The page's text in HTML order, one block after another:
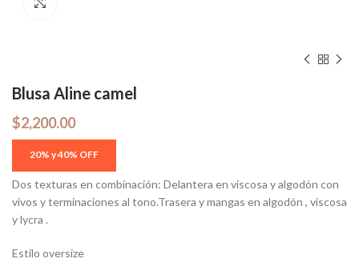
Blusa Aline camel
$2,200.00
Dos texturas en combinación: Delantera en viscosa y algodón con
vivos y terminaciones al tono.Trasera y mangas en algodón , viscosa
y lycra .
Estilo oversize